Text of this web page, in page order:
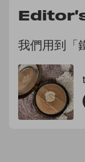
我們用到「